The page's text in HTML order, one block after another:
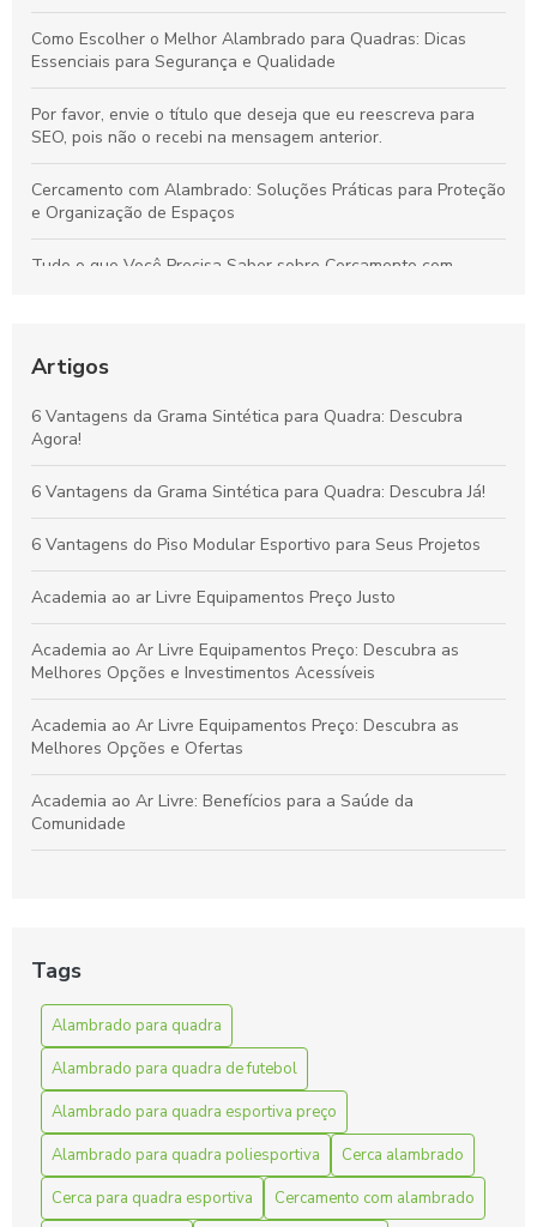
Como Escolher o Melhor Alambrado para Quadras: Dicas
Essenciais para Segurança e Qualidade
Por favor, envie o título que deseja que eu reescreva para
SEO, pois não o recebi na mensagem anterior.
Cercamento com Alambrado: Soluções Práticas para Proteção
e Organização de Espaços
Tudo o que Você Precisa Saber sobre Cercamento com
Vantagens, Custos e Guia de Escolha
Vantagens da Grama Sintética para Quadras de Futebol
Society: Melhore o Desempenho e Conforto
Grama Decorativa: A Opção Prática e Elegante para Renovar
Qualquer Ambiente
Artigos
6 Vantagens da Grama Sintética para Quadra: Descubra
Agora!
6 Vantagens da Grama Sintética para Quadra: Descubra Já!
6 Vantagens do Piso Modular Esportivo para Seus Projetos
Academia ao ar Livre Equipamentos Preço Justo
Academia ao Ar Livre Equipamentos Preço: Descubra as
Melhores Opções e Investimentos Acessíveis
Academia ao Ar Livre Equipamentos Preço: Descubra as
Melhores Opções e Ofertas
Academia ao Ar Livre: Benefícios para a Saúde da
Comunidade
Seu Espaço Fitness
Alambrado para quadra de futebol é essencial para
segurança e desempenho. Descubra como escolher o ideal
para sua área de jogo.
Alambrado para quadra de futebol é essencial para
segurança e desempenho. Descubra como escolher o ideal
para sua instalação.
Tags
Alambrado para quadra
Alambrado para quadra de futebol
Alambrado para quadra esportiva preço
Alambrado para quadra poliesportiva
Cerca alambrado
Cerca para quadra esportiva
Cercamento com alambrado